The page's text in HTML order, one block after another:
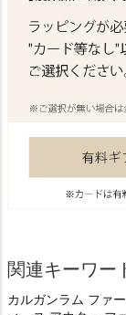
関連キーワー
カルガンラム ファ